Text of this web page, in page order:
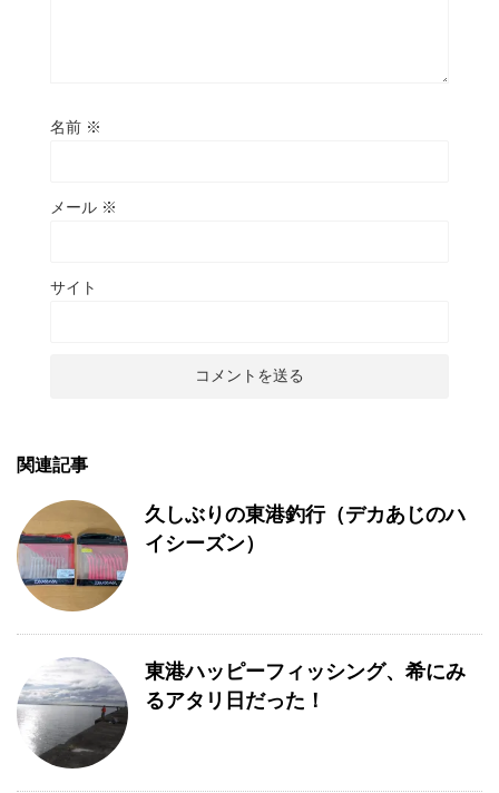
名前 ※
メール ※
サイト
関連記事
久しぶりの東港釣行（デカあじのハ
イシーズン）
東港ハッピーフィッシング、希にみ
るアタリ日だった！